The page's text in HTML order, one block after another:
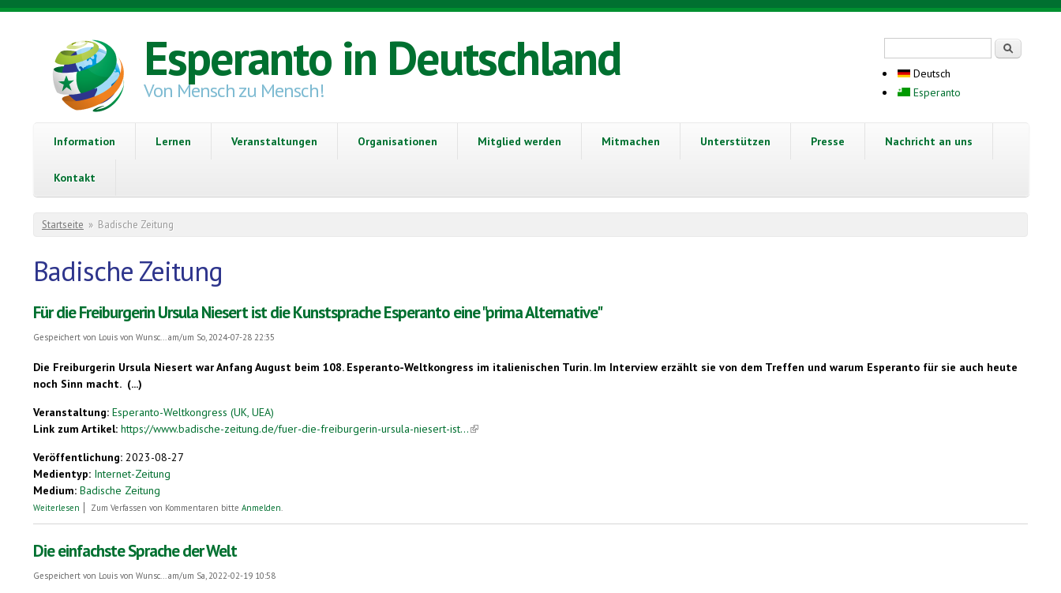
Direkt zum Inhalt
Esperanto in Deutschland
Von Mensch zu Mensch!
Deutsch
Esperanto
Information Lernen Veranstaltungen Organisationen Mitglied werden Mitmachen Unterstützen Presse Nachricht an uns
Kontakt
Sie sind hier
Startseite » Badische Zeitung
Badische Zeitung
Für die Freiburgerin Ursula Niesert ist die Kunstsprache Esperanto eine "prima Alternative"
Gespeichert von Louis von Wunsc...am/um So, 2024-07-28 22:35
Die Freiburgerin Ursula Niesert war Anfang August beim 108. Esperanto-Weltkongress im italienischen Turin. Im Interview erzählt sie von dem Treffen und warum Esperanto für sie auch heute
noch Sinn macht. (...)
Veranstaltung: Esperanto-Weltkongress (UK, UEA)
Link zum Artikel: https://www.badische-zeitung.de/fuer-die-freiburgerin-ursula-niesert-ist...(link is external)
Veröffentlichung: 2023-08-27
Medientyp: Internet-Zeitung
Medium: Badische Zeitung
Weiterlesen über Für die Freiburgerin Ursula Niesert ist die Kunstsprache Esperanto eine "prima Alternative"
Zum Verfassen von Kommentaren bitte Anmelden.
Die einfachste Sprache der Welt
Gespeichert von Louis von Wunsc...am/um Sa, 2022-02-19 10:58